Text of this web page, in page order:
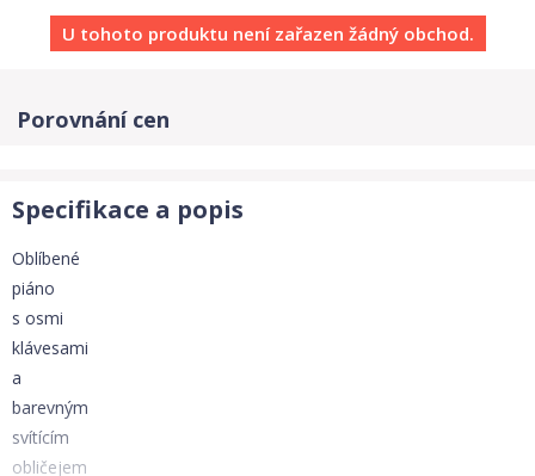
U tohoto produktu není zařazen žádný obchod.
Porovnání cen
Specifikace a popis
Oblíbené
piáno
s osmi
klávesami
a
barevným
svítícím
obličejem